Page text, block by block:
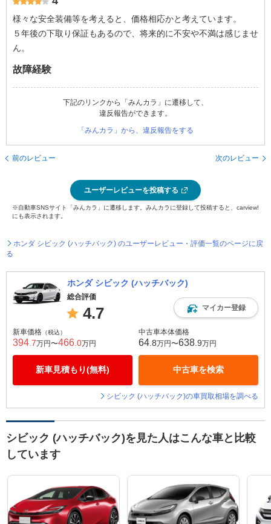
様々な安全装備等を考えると、価格相応かと考えています。
５年後の下取り保証もあるので、将来的に不安や不満は感じませ
ん。
故障経験
下記のリンクから「みんカラ」に遷移して、
違反報告ができます。
「みんカラ」から、違反報告をする
前のレビュー 次のレビュー
ユーザーレビューを投稿する
※自動車SNSサイト「みんカラ」に遷移します。みんカラに登録して投稿すると、carview!
にも表示されます。
ホンダ シビック (ハッチバック) のユーザーレビュー・評価一覧のページに戻
る
ホンダ シビック (ハッチバック)
総合評価
4.7 マイカー登録
新車価格 （税込）
394 .7万円〜466 .0万円
新車見積もり(無料)
中古車本体価格
64 .8万円〜638 .9万円
中古車を検索
シビック (ハッチバック)の車買取相場を調べる
シビック (ハッチバック)を見た人はこんな車と比較
しています